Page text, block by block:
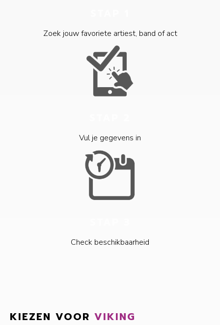
Zoek jouw favoriete artiest, band of act
Vul je gegevens in
Check beschikbaarheid
KIEZEN VOOR VIKING